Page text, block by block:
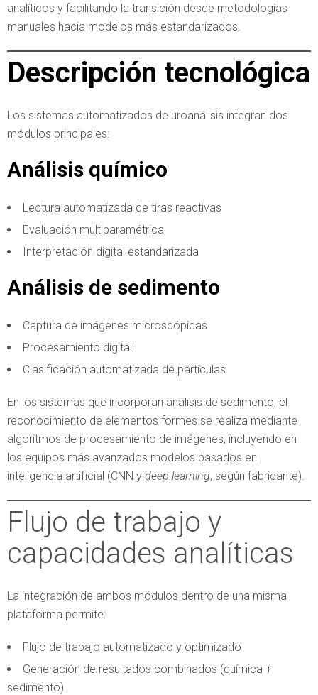
analíticos y facilitando la transición desde metodologías
manuales hacia modelos más estandarizados.
Descripción tecnológica
Los sistemas automatizados de uroanálisis integran dos
módulos principales:
Análisis químico
Lectura automatizada de tiras reactivas
Evaluación multiparamétrica
Interpretación digital estandarizada
Análisis de sedimento
Captura de imágenes microscópicas
Procesamiento digital
Clasificación automatizada de partículas
En los sistemas que incorporan análisis de sedimento, el
reconocimiento de elementos formes se realiza mediante
algoritmos de procesamiento de imágenes, incluyendo en
los equipos más avanzados modelos basados en
inteligencia artificial (CNN y deep learning, según fabricante).
Flujo de trabajo y
capacidades analíticas
La integración de ambos módulos dentro de una misma
plataforma permite:
Flujo de trabajo automatizado y optimizado
Generación de resultados combinados (química +
sedimento)